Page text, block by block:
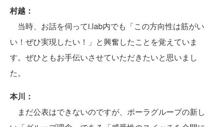
村越：
当時、お話を伺ってi.lab内でも「この方向性は筋がい
い！ぜひ実現したい！」と興奮したことを覚えていま
す。ぜひともお手伝いさせていただきたいと思いまし
た。
本川：
まだ公表はできないのですが、ポーラグループの新し